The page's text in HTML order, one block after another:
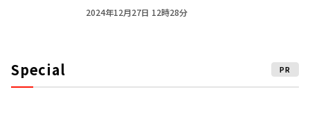
2024年12月27日 12時28分
Special PR